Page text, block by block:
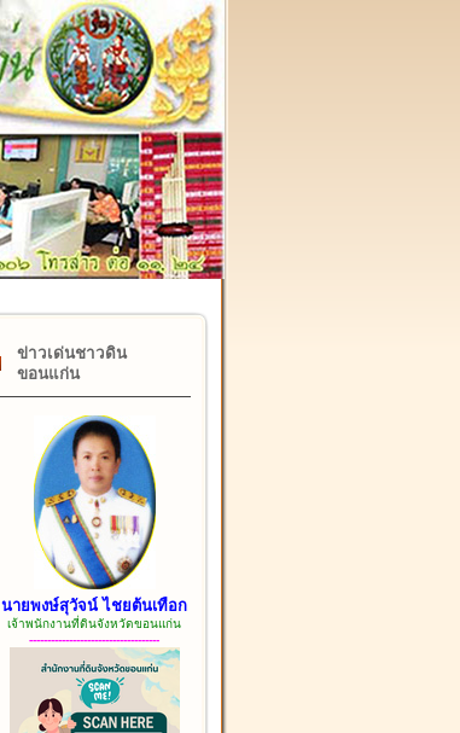
๑๗ กุมภาพันธ์ "วันคล้ายวันสถาปนากรมที่ดิน" ครบรอบ ๑
ข่าวเด่นชาวดิน
ขอนแก่น
นายพงษ์สุวัจน์ ไชยต้นเทือก
เจ้าพนักงานที่ดินจังหวัดขอนแก่น
------------------------------------